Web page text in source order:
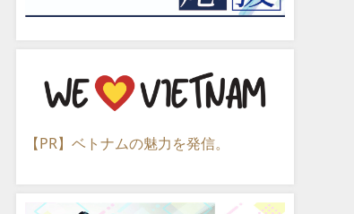
【PR】ベトナムの魅力を発信。